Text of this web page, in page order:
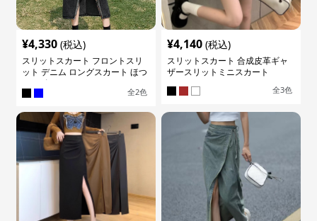
¥4,330 (税込)
スリットスカート フロントスリ
ット デニム ロングスカート ほつ
れデザイン
全2色
¥4,140 (税込)
スリットスカート 合成皮革ギャ
ザースリットミニスカート
全3色